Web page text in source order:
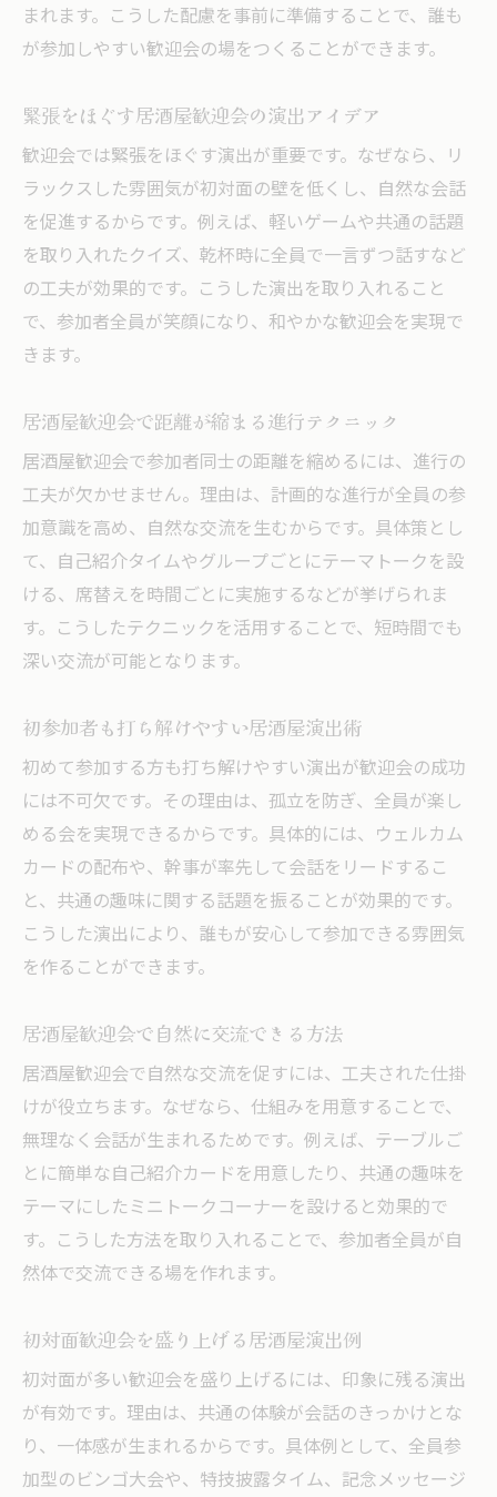
まれます。こうした配慮を事前に準備することで、誰も
が参加しやすい歓迎会の場をつくることができます。
緊張をほぐす居酒屋歓迎会の演出アイデア
歓迎会では緊張をほぐす演出が重要です。なぜなら、リ
ラックスした雰囲気が初対面の壁を低くし、自然な会話
を促進するからです。例えば、軽いゲームや共通の話題
を取り入れたクイズ、乾杯時に全員で一言ずつ話すなど
の工夫が効果的です。こうした演出を取り入れること
で、参加者全員が笑顔になり、和やかな歓迎会を実現で
きます。
居酒屋歓迎会で距離が縮まる進行テクニック
居酒屋歓迎会で参加者同士の距離を縮めるには、進行の
工夫が欠かせません。理由は、計画的な進行が全員の参
加意識を高め、自然な交流を生むからです。具体策とし
て、自己紹介タイムやグループごとにテーマトークを設
ける、席替えを時間ごとに実施するなどが挙げられま
す。こうしたテクニックを活用することで、短時間でも
深い交流が可能となります。
初参加者も打ち解けやすい居酒屋演出術
初めて参加する方も打ち解けやすい演出が歓迎会の成功
には不可欠です。その理由は、孤立を防ぎ、全員が楽し
める会を実現できるからです。具体的には、ウェルカム
カードの配布や、幹事が率先して会話をリードするこ
と、共通の趣味に関する話題を振ることが効果的です。
こうした演出により、誰もが安心して参加できる雰囲気
を作ることができます。
居酒屋歓迎会で自然に交流できる方法
居酒屋歓迎会で自然な交流を促すには、工夫された仕掛
けが役立ちます。なぜなら、仕組みを用意することで、
無理なく会話が生まれるためです。例えば、テーブルご
とに簡単な自己紹介カードを用意したり、共通の趣味を
テーマにしたミニトークコーナーを設けると効果的で
す。こうした方法を取り入れることで、参加者全員が自
然体で交流できる場を作れます。
初対面歓迎会を盛り上げる居酒屋演出例
初対面が多い歓迎会を盛り上げるには、印象に残る演出
が有効です。理由は、共通の体験が会話のきっかけとな
り、一体感が生まれるからです。具体例として、全員参
加型のビンゴ大会や、特技披露タイム、記念メッセージ